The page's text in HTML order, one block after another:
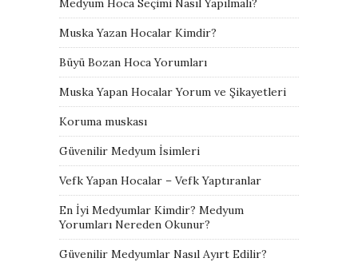
Medyum Hoca Seçimi Nasıl Yapılmalı?
Muska Yazan Hocalar Kimdir?
Büyü Bozan Hoca Yorumları
Muska Yapan Hocalar Yorum ve Şikayetleri
Koruma muskası
Güvenilir Medyum İsimleri
Vefk Yapan Hocalar – Vefk Yaptıranlar
En İyi Medyumlar Kimdir? Medyum
Yorumları Nereden Okunur?
Güvenilir Medyumlar Nasıl Ayırt Edilir?